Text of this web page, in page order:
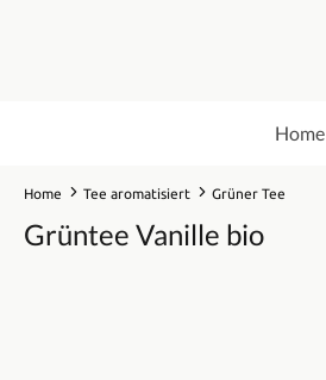
Home
Home Tee aromatisiert Grüner Tee
Grüntee Vanille bio